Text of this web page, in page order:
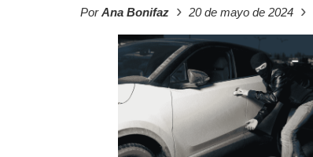
PorAna Bonifaz › 20 de mayo de 2024 ›